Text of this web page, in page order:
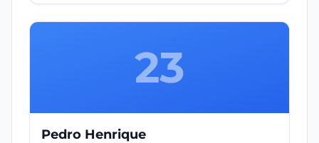
23
Pedro Henrique